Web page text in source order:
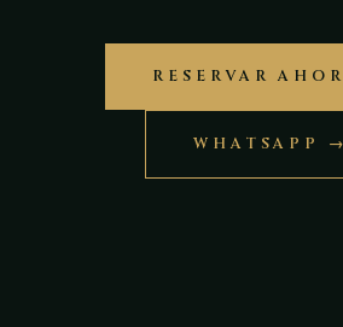
RESERVAR
WHATSAPP →